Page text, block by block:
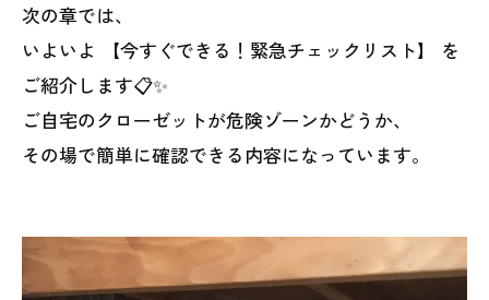
次の章では、
いよいよ 【今すぐできる！緊急チェックリスト】 を
ご紹介します📋✨
ご自宅のクローゼットが危険ゾーンかどうか、
その場で簡単に確認できる内容になっています。